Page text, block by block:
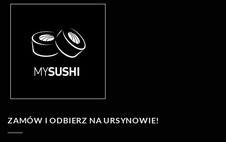
ZAMÓW I ODBIERZ NA URSYNOWIE!